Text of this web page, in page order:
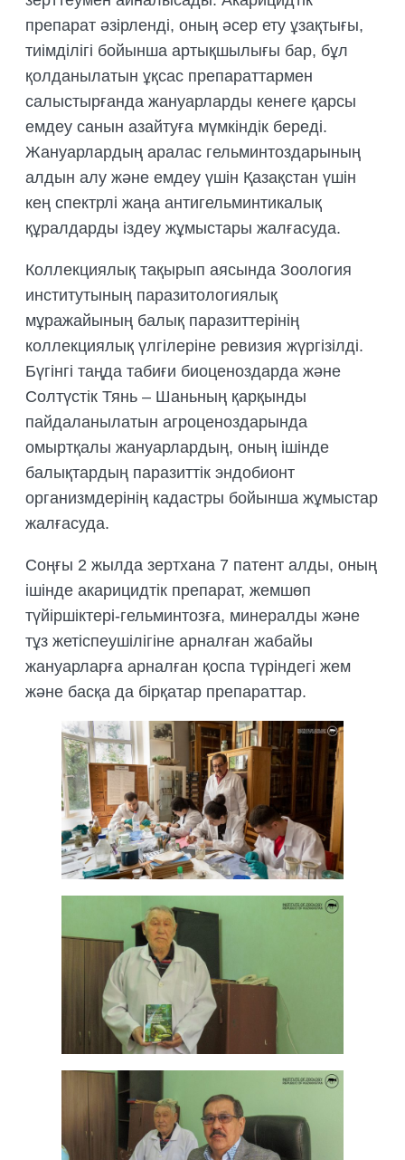
препарат әзірленді, оның әсер ету ұзақтығы,
тиімділігі бойынша артықшылығы бар, бұл
қолданылатын ұқсас препараттармен
салыстырғанда жануарларды кенеге қарсы
емдеу санын азайтуға мүмкіндік береді.
Жануарлардың аралас гельминтоздарының
алдын алу және емдеу үшін Қазақстан үшін
кең спектрлі жаңа антигельминтикалық
құралдарды іздеу жұмыстары жалғасуда.
Коллекциялық тақырып аясында Зоология
институтының паразитологиялық
мұражайының балық паразиттерінің
коллекциялық үлгілеріне ревизия жүргізілді.
Бүгінгі таңда табиғи биоценоздарда және
Солтүстік Тянь – Шаньның қарқынды
пайдаланылатын агроценоздарында
омыртқалы жануарлардың, оның ішінде
балықтардың паразиттік эндобионт
организмдерінің кадастры бойынша жұмыстар
жалғасуда.
Соңғы 2 жылда зертхана 7 патент алды, оның
ішінде акарицидтік препарат, жемшөп
түйіршіктері-гельминтозға, минералды және
тұз жетіспеушілігіне арналған жабайы
жануарларға арналған қоспа түріндегі жем
және басқа да бірқатар препараттар.